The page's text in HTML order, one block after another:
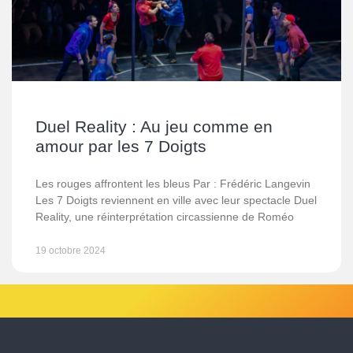
Duel Reality : Au jeu comme en
amour par les 7 Doigts
Les rouges affrontent les bleus Par : Frédéric Langevin
Les 7 Doigts reviennent en ville avec leur spectacle Duel
Reality, une réinterprétation circassienne de Roméo
19 octobre 2024